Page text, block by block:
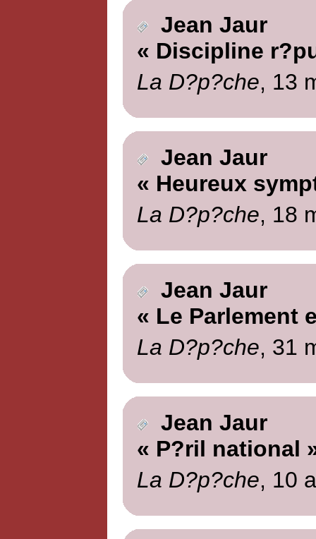
Jean Jaur
« Discipline
La D?p?che, 13
Jean Jaur
« Heureux
La D?p?che, 18
Jean Jaur
« Le Parlement
La D?p?che, 31
Jean Jaur
« P?ril national
La D?p?che, 10